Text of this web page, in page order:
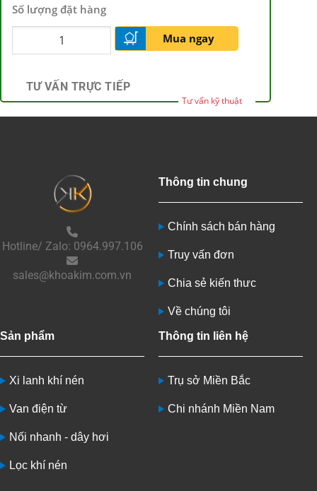
Số lượng đặt hàng
Mua ngay
TƯ VẤN TRỰC TIẾP
Tư vấn kỹ thuật
Hotline/ Zalo: 0964.997.106
sales@khoakim.com.vn
Thông tin chung
Chính sách bán hàng
Truy vấn đơn
Chia sẻ kiến thưc
Về chúng tôi
Sản phẩm
Xi lanh khí nén
Van điện từ
Nối nhanh - dây hơi
Lọc khí nén
Thông tin liên hệ
Trụ sở Miền Bắc
Chi nhánh Miền Nam